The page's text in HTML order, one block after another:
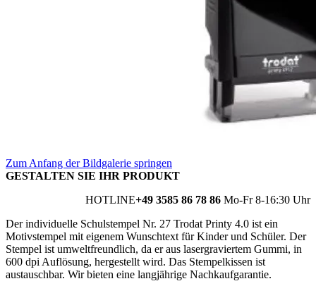
Zum Anfang der Bildgalerie springen
GESTALTEN SIE IHR PRODUKT
HOTLINE+49 3585 86 78 86 Mo-Fr 8-16:30 Uhr
Der individuelle Schulstempel Nr. 27 Trodat Printy 4.0 ist ein
Motivstempel mit eigenem Wunschtext für Kinder und Schüler. Der
Stempel ist umweltfreundlich, da er aus lasergraviertem Gummi, in
600 dpi Auflösung, hergestellt wird. Das Stempelkissen ist
austauschbar. Wir bieten eine langjährige Nachkaufgarantie.